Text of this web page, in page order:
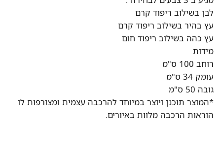
לבן בשילוב ריפוד קרם
עץ בהיר בשילוב ריפוד קרם
עץ כהה בשילוב ריפוד חום
מידות
רוחב 100 ס"מ
עומק 34 ס"מ
גובה 50 ס"מ
*המוצר תוכנן ויוצר במיוחד להרכבה עצמית ומצורפות לו
הוראות הרכבה מלוות באיורים.